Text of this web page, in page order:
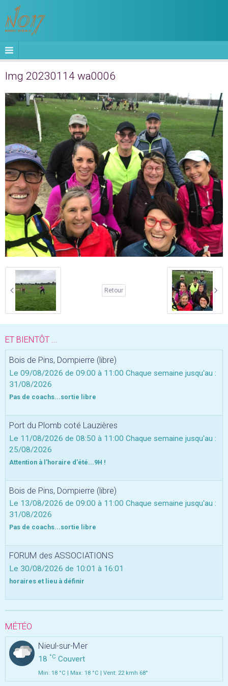
Img 20230114 wa0006
Retour
ET BIENTÔT ...
Bois de Pins, Dompierre (libre)
Le 09/08/2026 de 09:00 à 11:00 Chaque semaine jusqu'au :
31/08/2026
Pas de coachs...sortie libre
Port du Plomb coté Lauzières
Le 11/08/2026 de 08:50 à 11:00 Chaque semaine jusqu'au :
25/08/2026
Attention à l'horaire d'été...9H !
Bois de Pins, Dompierre (libre)
Le 13/08/2026 de 09:00 à 11:00 Chaque semaine jusqu'au :
31/08/2026
Pas de coachs...sortie libre
FORUM des ASSOCIATIONS
Le 30/08/2026 de 10:01 à 16:01
horaires et lieu à définir
MÉTÉO
Nieul-sur-Mer
18 °C Couvert
Min: 18 °C | Max: 18 °C | Vent: 22 kmh 68°